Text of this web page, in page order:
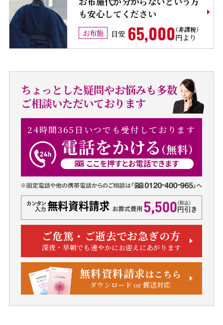
も安心してください
お布施 目安 65,000円より
ちょっとした疑問やお悩みも多数
ご相談いただいております
24時間365日いつでも受付しております
ご危篤・ご逝去でお急ぎの方
深夜・早朝でも速やかにお迎えにあがります
無料資料請求はこちら
ダウンロード or 郵送対応